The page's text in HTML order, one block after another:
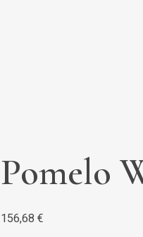
Pomelo
156,68€